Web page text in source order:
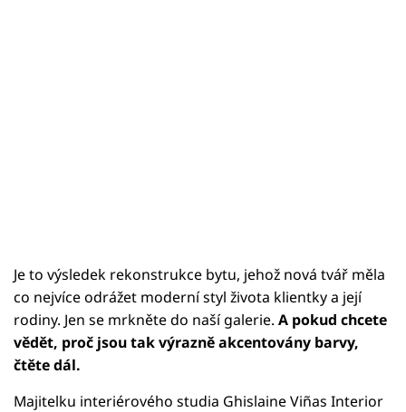
Je to výsledek rekonstrukce bytu, jehož nová tvář měla
co nejvíce odrážet moderní styl života klientky a její
rodiny. Jen se mrkněte do naší galerie. A pokud chcete
vědět, proč jsou tak výrazně akcentovány barvy,
čtěte dál.
Majitelku interiérového studia Ghislaine Viñas Interior